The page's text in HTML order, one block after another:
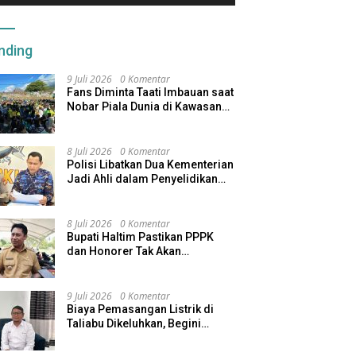
9 Juli 2026 0 Komentar
Fans Diminta Taati Imbauan saat
Nobar Piala Dunia di Kawasan
8 Juli 2026 0 Komentar
Polisi Libatkan Dua Kementerian
Jadi Ahli dalam Penyelidikan
8 Juli 2026 0 Komentar
Bupati Haltim Pastikan PPPK
dan Honorer Tak Akan
9 Juli 2026 0 Komentar
Biaya Pemasangan Listrik di
Taliabu Dikeluhkan, Begini